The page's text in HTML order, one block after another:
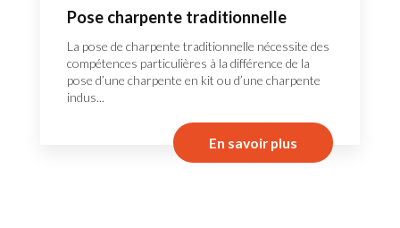
Pose charpente traditionnelle
La pose de charpente traditionnelle nécessite des
compétences particulières à la différence de la
pose d’une charpente en kit ou d’une charpente
indus...
En savoir plus